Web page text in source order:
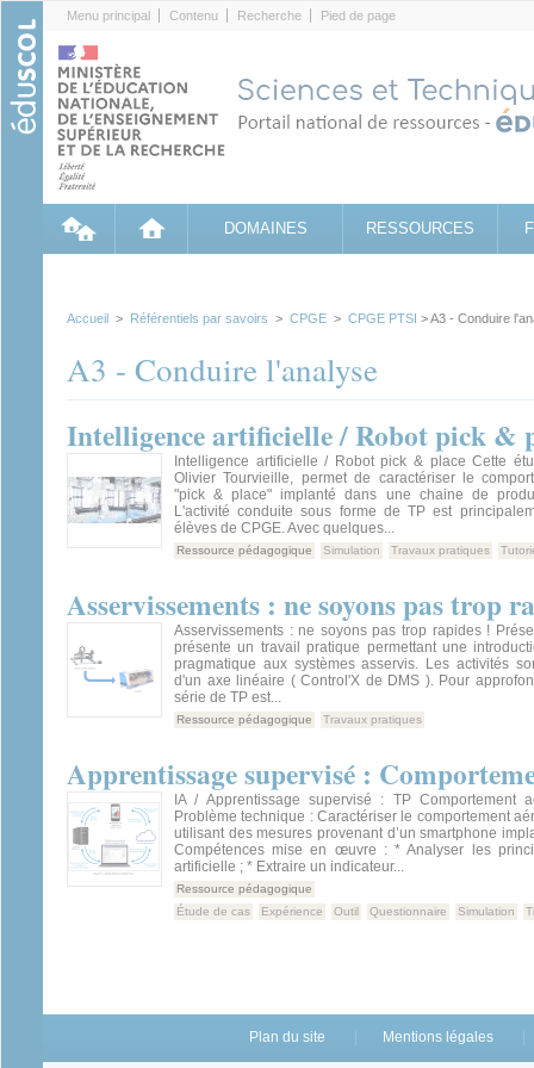
Menu principal Contenu Recherche Pied de page
DOMAINES RESSOURCES
Accueil > Référentiels par savoirs > CPGE > CPGE PTSI > A3 - Conduire
A3 - Conduire l'analyse
Intelligence artificielle / Robot pick &
Intelligence artificielle / Robot pick & place Cette
Olivier Tourvieille, permet de caractériser le
"pick & place" implanté dans une chaine de
L'activité conduite sous forme de TP est
élèves de CPGE. Avec quelques...
Ressource pédagogique Simulation Travaux pratiques
Asservissements : ne soyons pas trop
Asservissements : ne soyons pas trop rapides !
présente un travail pratique permettant une
pragmatique aux systèmes asservis. Les activités
d'un axe linéaire ( Control'X de DMS ). Pour
série de TP est...
Ressource pédagogique Travaux pratiques
Apprentissage supervisé :
IA / Apprentissage supervisé : TP Comportement
Problème technique : Caractériser le comportement
utilisant des mesures provenant d’un smartphone
Compétences mise en œuvre : * Analyser les
artificielle ; * Extraire un indicateur...
Ressource pédagogique
Étude de cas
Expérience Outil Questionnaire Simulation
Plan du site Mentions légales